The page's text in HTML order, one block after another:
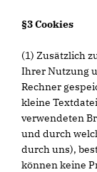
§3 Cookies
(1) Zusätzlich
Ihrer Nutzung
Rechner
kleine
verwendeten
und durch
durch uns),
können keine